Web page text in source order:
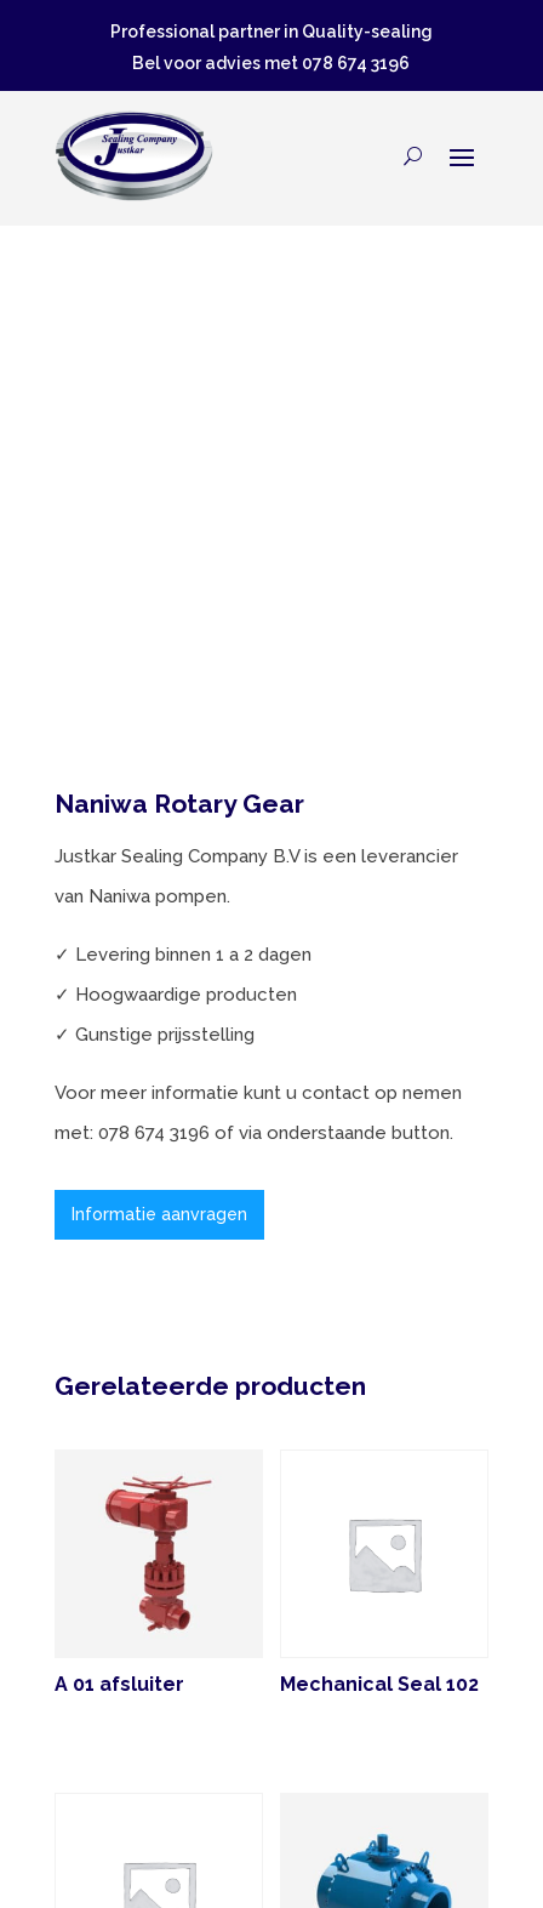
Professional partner in Quality-sealing
Bel voor advies met 078 674 3196
Naniwa Rotary Gear
Justkar Sealing Company B.V is een leverancier
van Naniwa pompen.
✓ Levering binnen 1 a 2 dagen
✓ Hoogwaardige producten
✓ Gunstige prijsstelling
Voor meer informatie kunt u contact op nemen
met: 078 674 3196 of via onderstaande button.
Informatie aanvragen
Gerelateerde producten
A 01 afsluiter Mechanical Seal 102